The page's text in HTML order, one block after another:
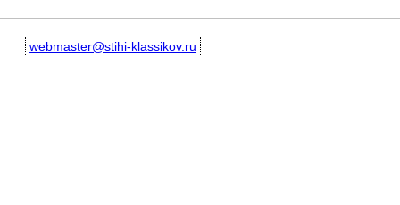
webmaster@stihi-klassikov.ru